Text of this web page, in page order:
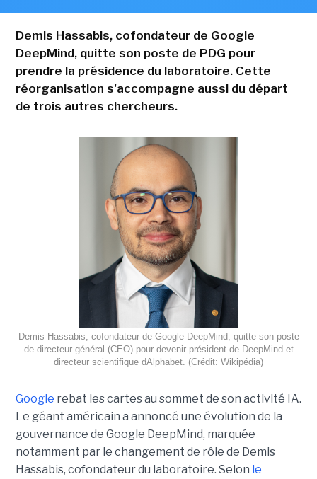
Demis Hassabis, cofondateur de Google
DeepMind, quitte son poste de PDG pour
prendre la présidence du laboratoire. Cette
réorganisation s'accompagne aussi du départ
de trois autres chercheurs.
Demis Hassabis, cofondateur de Google DeepMind, quitte son poste
de directeur général (CEO) pour devenir président de DeepMind et
directeur scientifique dAlphabet. (Crédit: Wikipédia)
Google rebat les cartes au sommet de son activité IA.
Le géant américain a annoncé une évolution de la
gouvernance de Google DeepMind, marquée
notamment par le changement de rôle de Demis
Hassabis, cofondateur du laboratoire. Selon le